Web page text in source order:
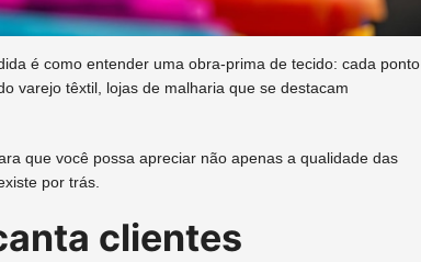
é como entender uma obra-prima de tecido: cada ponto
varejo têxtil, lojas de malharia que se destacam
que você possa apreciar não apenas a qualidade das
por trás.
clientes